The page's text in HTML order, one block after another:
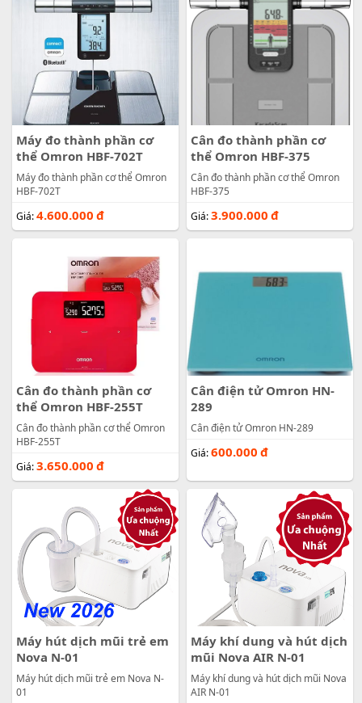
Máy đo thành phần cơ
thể Omron HBF-702T
Máy đo thành phần cơ thể Omron
HBF-702T
Giá:4.600.000 đ
Cân đo thành phần cơ
thể Omron HBF-375
Cân đo thành phần cơ thể Omron
HBF-375
Giá:3.900.000 đ
Cân đo thành phần cơ
thể Omron HBF-255T
Cân đo thành phần cơ thể Omron
HBF-255T
Giá:3.650.000 đ
Cân điện tử Omron HN-
289
Cân điện tử Omron HN-289
Giá:600.000 đ
Máy hút dịch mũi trẻ em
Nova N-01
Máy hút dịch mũi trẻ em Nova N-
01
Máy khí dung và hút dịch
mũi Nova AIR N-01
Máy khí dung và hút dịch mũi Nova
AIR N-01